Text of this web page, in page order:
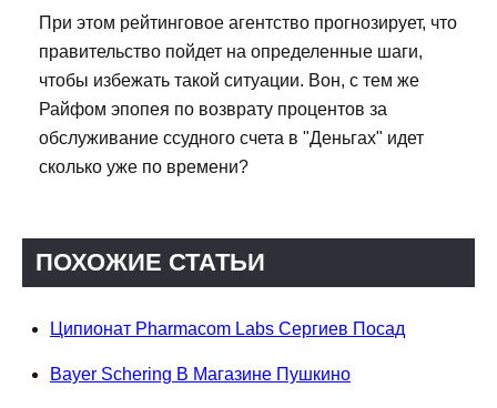
При этом рейтинговое агентство прогнозирует, что
правительство пойдет на определенные шаги,
чтобы избежать такой ситуации. Вон, с тем же
Райфом эпопея по возврату процентов за
обслуживание ссудного счета в "Деньгах" идет
сколько уже по времени?
ПОХОЖИЕ СТАТЬИ
Ципионат Pharmacom Labs Сергиев Посад
Bayer Schering В Магазине Пушкино